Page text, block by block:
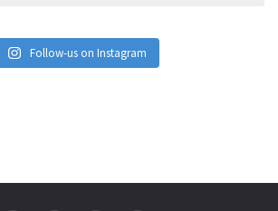
Follow-us on Instagram